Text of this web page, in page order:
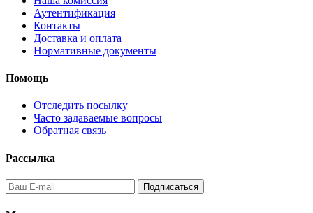
Аутентификация
Контакты
Доставка и оплата
Нормативные документы
Помощь
Отследить посылку
Часто задаваемые вопросы
Обратная связь
Рассылка
Подписаться